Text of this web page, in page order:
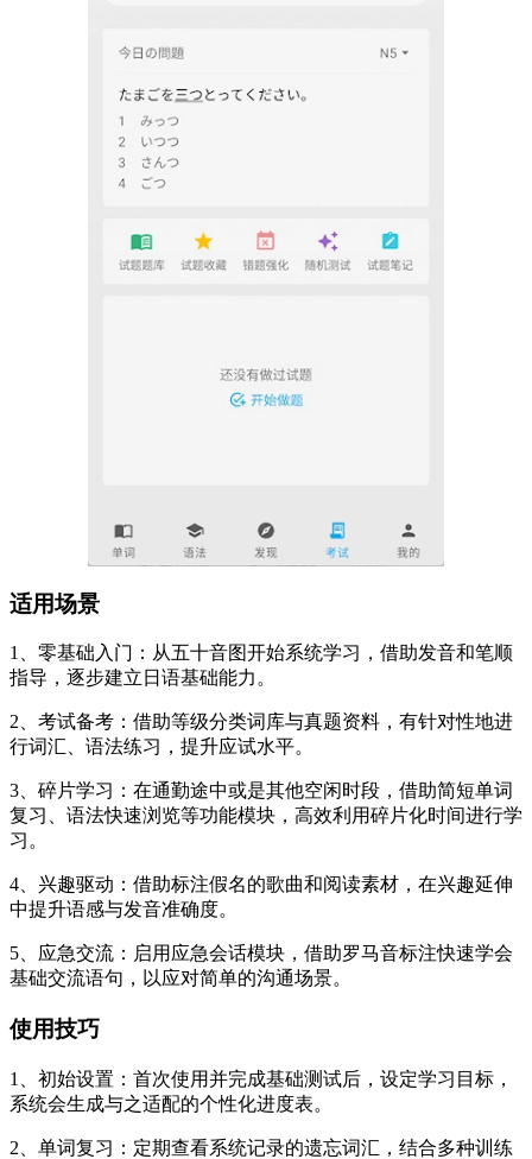
适用场景
1、零基础入门：从五十音图开始系统学习，借助发音和笔顺
指导，逐步建立日语基础能力。
2、考试备考：借助等级分类词库与真题资料，有针对性地进
行词汇、语法练习，提升应试水平。
3、碎片学习：在通勤途中或是其他空闲时段，借助简短单词
复习、语法快速浏览等功能模块，高效利用碎片化时间进行学
习。
4、兴趣驱动：借助标注假名的歌曲和阅读素材，在兴趣延伸
中提升语感与发音准确度。
5、应急交流：启用应急会话模块，借助罗马音标注快速学会
基础交流语句，以应对简单的沟通场景。
使用技巧
1、初始设置：首次使用并完成基础测试后，设定学习目标，
系统会生成与之适配的个性化进度表。
2、单词复习：定期查看系统记录的遗忘词汇，结合多种训练